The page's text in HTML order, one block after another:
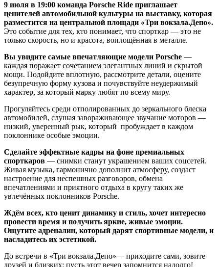
9 июля в 19:00 команда Porsche Ride приглашает
ценителей автомобильной культуры на выставку, которая
разместится на центральной площади «Три вокзала.Депо».
Это событие для тех, кто понимает, что спорткар — это не
только скорость, но и красота, воплощённая в металле.
Вы увидите самые впечатляющие модели Porsche —
каждая поражает сочетанием элегантных линий и скрытой
мощи. Подойдите вплотную, рассмотрите детали, оцените
безупречную форму кузова и почувствуйте неудержимый
характер, за который марку любят по всему миру.
Прогуляйтесь среди отполированных до зеркального блеска
автомобилей, слушая завораживающее звучание моторов —
низкий, уверенный рык, который пробуждает в каждом
поклоннике особые эмоции.
Сделайте эффектные кадры на фоне премиальных
спорткаров — снимки станут украшением ваших соцсетей.
Живая музыка, гармонично дополнит атмосферу, создаст
настроение для неспешных разговоров, обмена
впечатлениями и приятного отдыха в кругу таких же
увлечённых поклонников Porsche.
Ждём всех, кто ценит динамику и стиль, хочет интересно
провести время и получить яркие, живые эмоции.
Ощутите адреналин, который дарят спортивные модели, и
насладитесь их эстетикой.
До встречи в «Три вокзала.Депо»— приходите сами, зовите
друзей и близких: пусть этот вечер запомнится надолго!